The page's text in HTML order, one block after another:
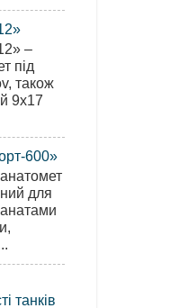
–
під
також
9х17
600»
для
танків